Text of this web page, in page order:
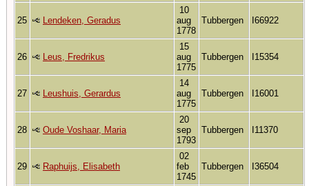
25 Lendeken, Geradus
10
aug
1778
Tubbergen I66922
26 Leus, Fredrikus
15
aug
1775
Tubbergen I15354
27 Leushuis, Gerardus
14
aug
1775
Tubbergen I16001
28 Oude Voshaar, Maria
20
sep
1793
Tubbergen I11370
29 Raphuijs, Elisabeth
02
feb
1745
Tubbergen I36504